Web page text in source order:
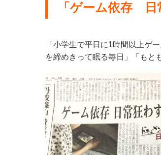
「ゲーム依存 日
「小学生で平日に1時間以上ゲ
を締めきって眠る毎日」「もと